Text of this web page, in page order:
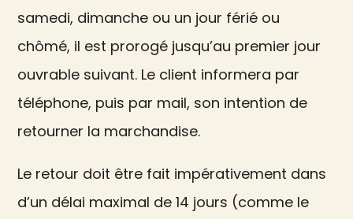
samedi, dimanche ou un jour férié ou
chômé, il est prorogé jusqu’au premier jour
ouvrable suivant. Le client informera par
téléphone, puis par mail, son intention de
retourner la marchandise.
Le retour doit être fait impérativement dans
d’un délai maximal de 14 jours (comme le